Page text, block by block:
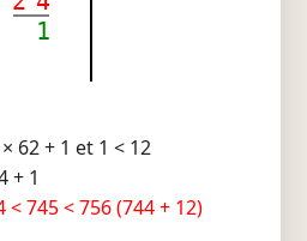
1
62 + 1 et 1 < 12
+ 1
< 745 < 756 (744 + 12)